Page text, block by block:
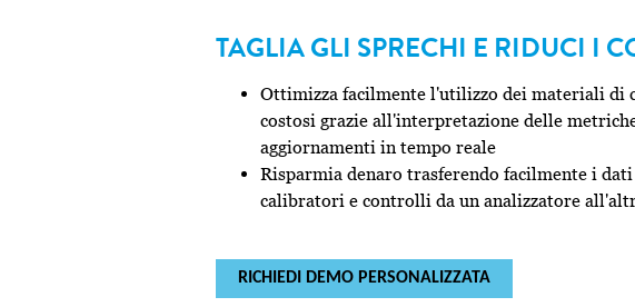
TAGLIA GLI SPRECHI E RIDUCI I
Ottimizza facilmente l'utilizzo dei materiali di
costosi grazie all'interpretazione delle
aggiornamenti in tempo reale
Risparmia denaro trasferendo facilmente i
calibratori e controlli da un analizzatore
RICHIEDI DEMO PERSONALIZZATA